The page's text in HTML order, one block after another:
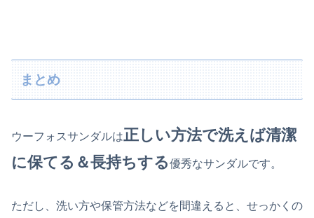
まとめ
ウーフォスサンダルは正しい方法で洗えば清潔
に保てる＆長持ちする優秀なサンダルです。
ただし、洗い方や保管方法などを間違えると、せっかくの